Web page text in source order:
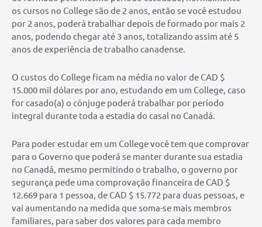
os cursos no College são de 2 anos, então se você estudou
por 2 anos, poderá trabalhar depois de formado por mais 2
anos, podendo chegar até 3 anos, totalizando assim até 5
anos de experiência de trabalho canadense.
O custos do College ficam na média no valor de CAD $
15.000 mil dólares por ano, estudando em um College, caso
for casado(a) o cônjuge poderá trabalhar por período
integral durante toda a estadia do casal no Canadá.
Para poder estudar em um College você tem que comprovar
para o Governo que poderá se manter durante sua estadia
no Canadá, mesmo permitindo o trabalho, o governo por
segurança pede uma comprovação financeira de CAD $
12.669 para 1 pessoa, de CAD $ 15.772 para duas pessoas, e
vai aumentando na medida que soma-se mais membros
familiares, para saber dos valores para cada membro